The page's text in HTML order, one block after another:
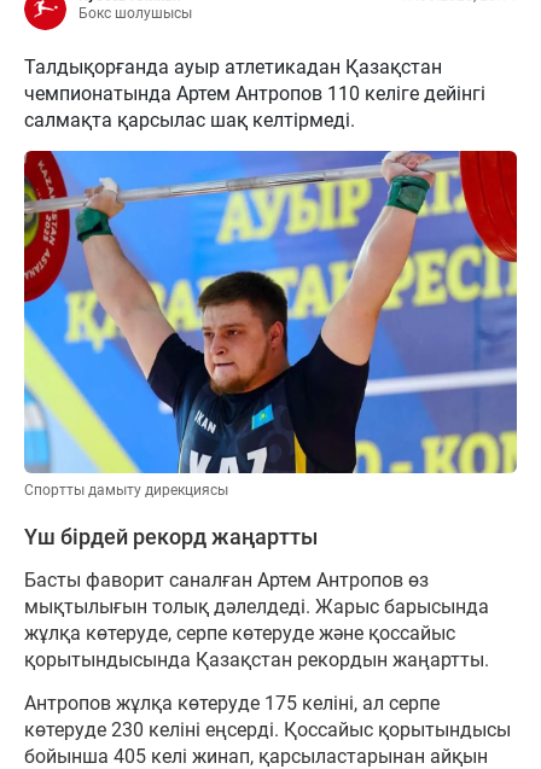
Бокс шолушысы
Талдықорғанда ауыр атлетикадан Қазақстан
чемпионатында Артем Антропов 110 келіге дейінгі
салмақта қарсылас шақ келтірмеді.
Спортты дамыту дирекциясы
Үш бірдей рекорд жаңартты
Басты фаворит саналған Артем Антропов өз
мықтылығын толық дәлелдеді. Жарыс барысында
жұлқа көтеруде, серпе көтеруде және қоссайыс
қорытындысында Қазақстан рекордын жаңартты.
Антропов жұлқа көтеруде 175 келіні, ал серпе
көтеруде 230 келіні еңсерді. Қоссайыс қорытындысы
бойынша 405 келі жинап, қарсыластарынан айқын